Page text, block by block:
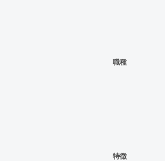
職種
特徴